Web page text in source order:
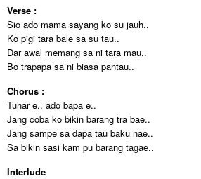
Verse :
Sio ado mama sayang ko su jauh..
Ko pigi tara bale sa su tau..
Dar awal memang sa ni tara mau..
Bo trapapa sa ni biasa pantau..
Chorus :
Tuhar e.. ado bapa e..
Jang coba ko bikin barang tra bae..
Jang sampe sa dapa tau baku nae..
Sa bikin sasi kam pu barang tagae..
Interlude